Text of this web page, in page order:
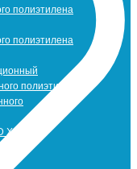
полиэтилена
полиэтилена
полиэтилена
XL